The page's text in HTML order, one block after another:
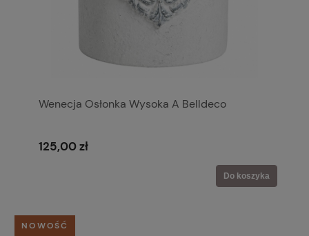
Wenecja Osłonka Wysoka A Belldeco
125,00 zł
Do koszyka
NOWOŚĆ